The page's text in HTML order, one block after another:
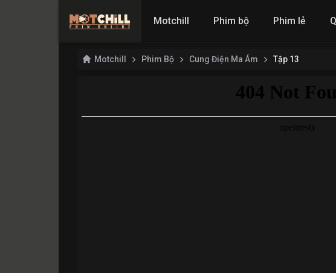
Motchill Phim bộ Phim lẻ
Motchill Phim Bộ Cung Điện Ma Ám Tập 13